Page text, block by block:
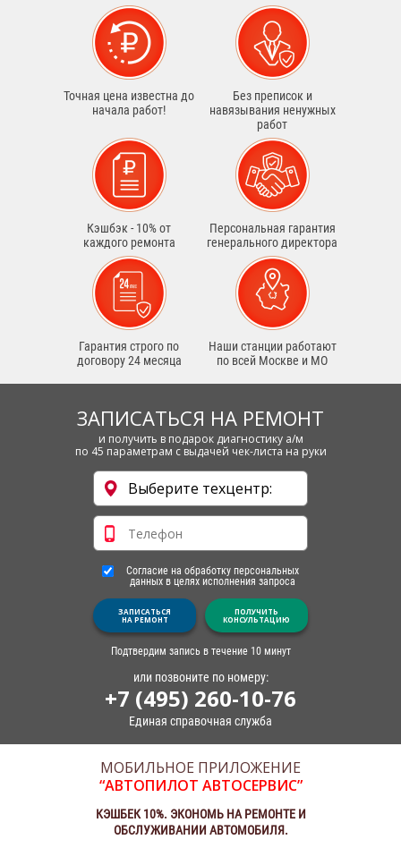
Точная цена известна до
начала работ!
Без преписок и
навязывания ненужных
работ
Кэшбэк - 10% от
каждого ремонта
Персональная гарантия
генерального директора
Гарантия строго по
договору 24 месяца
Наши станции работают
по всей Москве и МО
ЗАПИСАТЬСЯ НА РЕМОНТ
и получить в подарок диагностику а/м
по 45 параметрам с выдачей чек-листа на руки
Согласие на обработку персональных
данных в целях исполнения запроса
ЗАПИСАТЬСЯ
НА РЕМОНТ
ПОЛУЧИТЬ
КОНСУЛЬТАЦИЮ
Подтвердим запись в течение 10 минут
или позвоните по номеру:
+7 (495) 260-10-76
Единая справочная служба
МОБИЛЬНОЕ ПРИЛОЖЕНИЕ
“АВТОПИЛОТ АВТОСЕРВИС”
КЭШБЕК 10%. ЭКОНОМЬ НА РЕМОНТЕ И
ОБСЛУЖИВАНИИ АВТОМОБИЛЯ.